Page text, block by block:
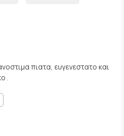
πιατα, ευγενεστατο και
.